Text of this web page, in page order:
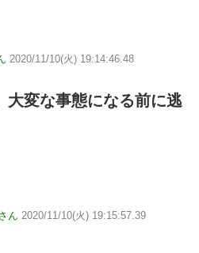
2020/11/10(火) 19:14:46.48
大変な事態になる前に逃
ん 2020/11/10(火) 19:15:57.39